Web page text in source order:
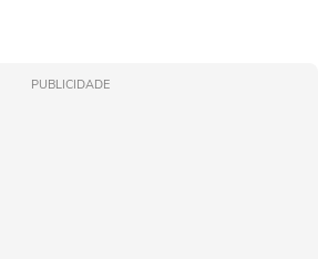
PUBLICIDADE